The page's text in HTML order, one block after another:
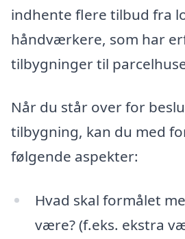
indhente flere tilbud fra
håndværkere, som har
tilbygninger til
Når du står over for
tilbygning, kan du med
følgende aspekter:
Hvad skal formålet
være? (f.eks. ekstra